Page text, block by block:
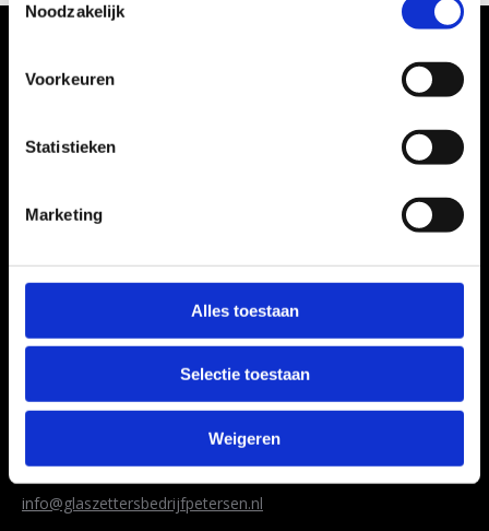
Noodzakelijk
Voorkeuren
Statistieken
Marketing
Alles toestaan
Selectie toestaan
Weigeren
Petersen is een glaszettersbedrijf in Ermelo met jarenlange
ervaring. Wij helpen u met al uw glasproblemen. Voor
Glaszettersbedrijf Petersen
Harderwijkerweg 163 3852 AB Ermelo
Mobiel
Telefoonnummer
info@glaszettersbedrijfpetersen.nl